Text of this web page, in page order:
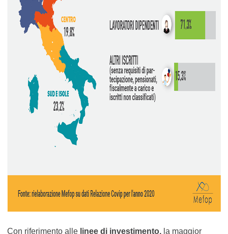
Con riferimento alle linee di investimento,la maggior